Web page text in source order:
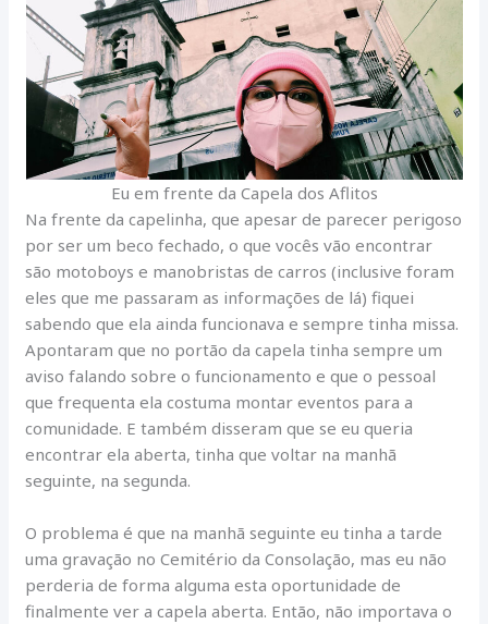
Eu em frente da Capela dos Aflitos
Na frente da capelinha, que apesar de parecer perigoso
por ser um beco fechado, o que vocês vão encontrar
são motoboys e manobristas de carros (inclusive foram
eles que me passaram as informações de lá) fiquei
sabendo que ela ainda funcionava e sempre tinha missa.
Apontaram que no portão da capela tinha sempre um
aviso falando sobre o funcionamento e que o pessoal
que frequenta ela costuma montar eventos para a
comunidade. E também disseram que se eu queria
encontrar ela aberta, tinha que voltar na manhã
seguinte, na segunda.
O problema é que na manhã seguinte eu tinha a tarde
uma gravação no Cemitério da Consolação, mas eu não
perderia de forma alguma esta oportunidade de
finalmente ver a capela aberta. Então, não importava o